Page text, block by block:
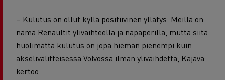
– Kulutus on ollut kyllä positiivinen yllätys. Meillä on
nämä Renaultit ylivaihteella ja napaperillä, mutta siitä
huolimatta kulutus on jopa hieman pienempi kuin
akselivälitteisessä Volvossa ilman ylivaihdetta, Kajava
kertoo.